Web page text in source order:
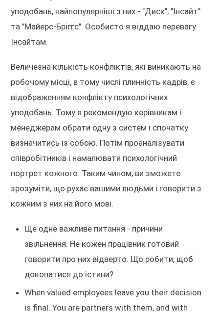
уподобань, найпопулярніші з них - "Диск", "Інсайт"
та "Майерс-Бріггс". Особисто я віддаю перевагу
Інсайтам.
Величезна кількість конфліктів, які виникають на
робочому місці, в тому числі плинність кадрів, є
відображенням конфлікту психологічних
уподобань. Тому я рекомендую керівникам і
менеджерам обрати одну з систем і спочатку
визначитись із собою. Потім проаналізувати
співробітників і намалювати психологічний
портрет кожного. Таким чином, ви зможете
зрозуміти, що рухає вашими людьми і говорити з
кожним з них на його мові.
Ще одне важливе питання - причини
звільнення. Не кожен працівник готовий
говорити про них відверто. Що робити, щоб
докопатися до істини?
When valued employees leave you their decision
is final. You are partners with them, and with